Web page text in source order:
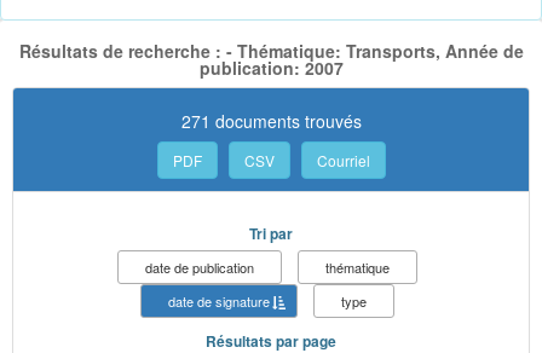
Résultats de recherche : - Thématique: Transports, Année de
publication: 2007
271 documents trouvés
PDF CSV Courriel
Tri par
date de publication
thématique
date de signature
type
Résultats par page